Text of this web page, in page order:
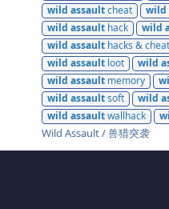
wild assaultcheat wild
wild assault hack wild
wild assault hacks &
wild assault loot wild
wild assault memory
wild assaultsoft wild
wild assaultwallhack
Wild Assault / 兽猎突袭